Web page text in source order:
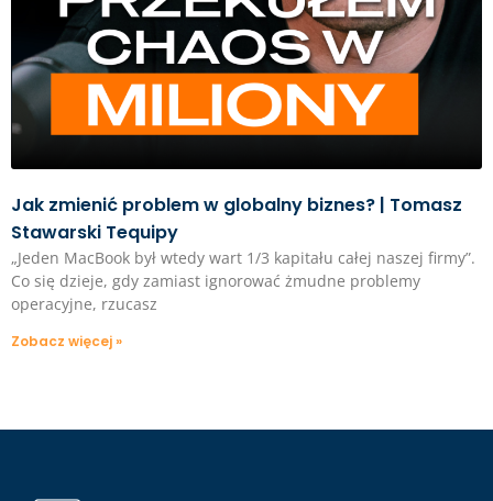
Jak zmienić problem w globalny biznes? | Tomasz
Stawarski Tequipy
„Jeden MacBook był wtedy wart 1/3 kapitału całej naszej firmy”.
Co się dzieje, gdy zamiast ignorować żmudne problemy
operacyjne, rzucasz
Zobacz więcej »